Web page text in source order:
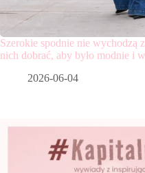
Szerokie spodnie nie wychodzą
nich dobrać, aby było modnie i
2026-06-04